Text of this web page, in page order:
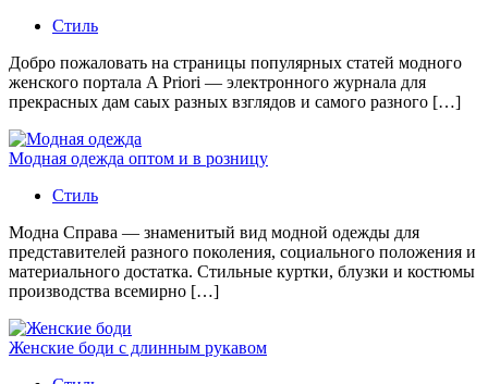
Стиль
Добро пожаловать на страницы популярных статей модного
женского портала A Priori — электронного журнала для
прекрасных дам саых разных взглядов и самого разного […]
Модная одежда оптом и в розницу
Стиль
Модна Справа — знаменитый вид модной одежды для
представителей разного поколения, социального положения и
материального достатка. Стильные куртки, блузки и костюмы
производства всемирно […]
Женские боди с длинным рукавом